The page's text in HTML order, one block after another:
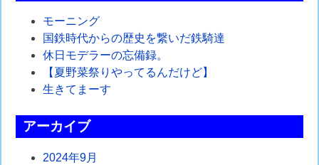
ビ
ゲ
ー
シ
ョ
ン
モーニング
国鉄時代からの歴史を繋いだ鉄騎達
休日モデラーの忘備録。
【夏野菜祭りやってるんだけど】
生きてまーす
アーカイブ
2024年9月